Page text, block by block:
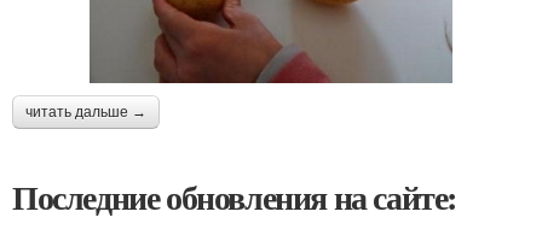
читать дальше →
Последние обновления на сайте: